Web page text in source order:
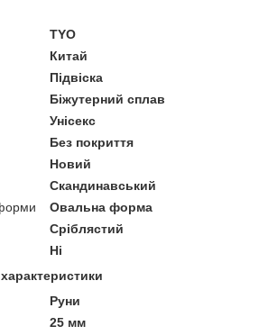
TYO
Китай
Підвіска
Біжутерний сплав
Унісекс
Без покриття
Новий
Скандинавський
Овальна форма
Сріблястий
Ні
Руни
25 мм